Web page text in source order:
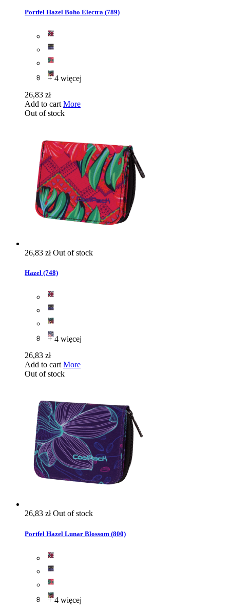
Portfel Hazel Boho Electra (789)
+ 4 więcej
26,83 zł
Add to cart More
Out of stock
26,83 złOut of stock
Hazel (748)
+ 4 więcej
26,83 zł
Add to cart More
Out of stock
26,83 złOut of stock
Portfel Hazel Lunar Blossom (800)
+ 4 więcej